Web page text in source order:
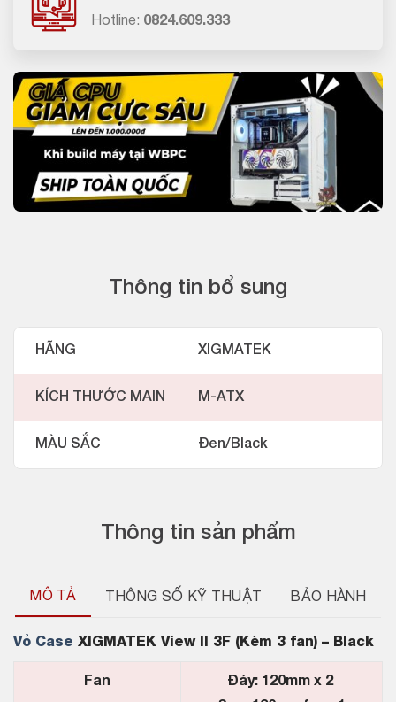
Hotline: 0824.609.333
Thông tin sản phẩm
MÔ TẢ THÔNG SỐ KỸ THUẬT BẢO HÀNH
Vỏ Case XIGMATEK View II 3F (Kèm 3 fan) – Black
Fan
Đáy: 120mm x 2
Thông tin bổ sung
HÃNG XIGMATEK
KÍCH THƯỚC MAIN M-ATX
MÀU SẮC Đen/Black